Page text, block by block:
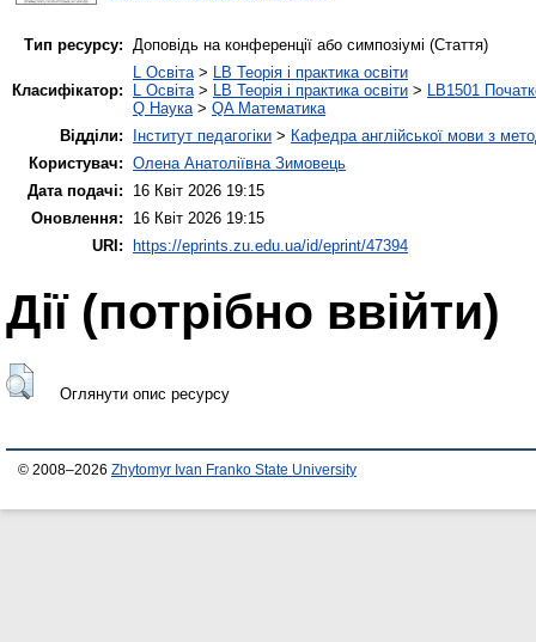
Тип ресурсу: Доповідь на конференції або симпозіумі (Стаття)
Класифікатор:
L Освіта> LB Теорія і практика освіти
L Освіта> LB Теорія і практика освіти > LB1501
Q Наука> QA Математика
Відділи:
Інститут педагогіки > Кафедра англійської мови з
Користувач: Олена Анатоліївна Зимовець
Дата подачі:
16 Квіт 2026 19:15
Оновлення:
16 Квіт 2026 19:15
URI:
https://eprints.zu.edu.ua/id/eprint/47394
Дії ​​(потрібно ввійти)
Оглянути опис ресурсу
© 2008–2026 Zhytomyr Ivan Franko State University